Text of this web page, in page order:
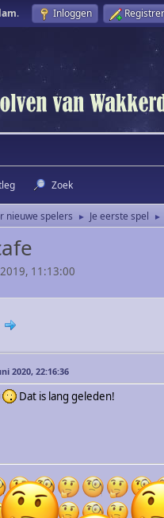
. Inloggen
Zoek
nieuwe spelers ► Je eerste spel ►
11:13:00
2020, 22:16:36
Dat is lang geleden!